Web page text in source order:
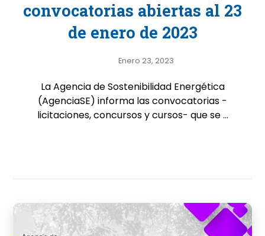
convocatorias abiertas al 23
de enero de 2023
Enero 23, 2023
La Agencia de Sostenibilidad Energética
(AgenciaSE) informa las convocatorias -
licitaciones, concursos y cursos- que se ...